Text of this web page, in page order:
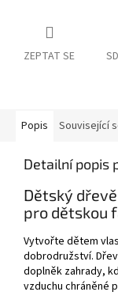
ZEPTAT SE
Popis Související
Detailní popis
Dětský
pro dětskou
Vytvořte dětem
dobrodružství.
doplněk zahrady,
vzduchu chráněné